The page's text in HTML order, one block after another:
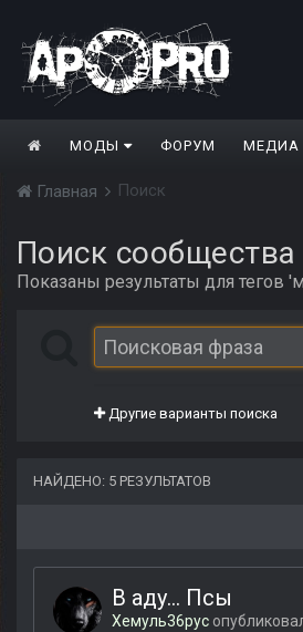
МОДЫ ФОРУМ МЕДИА
Главная Поиск
Поиск сообщества
Показаны результаты для тегов
Другие варианты поиска
НАЙДЕНО: 5 РЕЗУЛЬТАТОВ
В аду… Псы
Хемуль36рус